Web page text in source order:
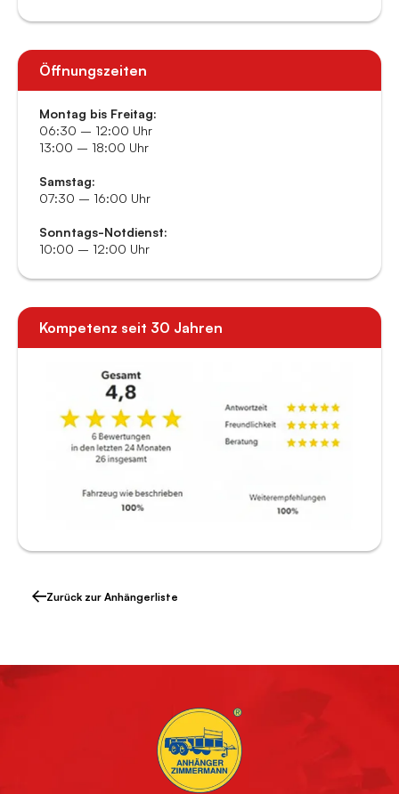
Öffnungszeiten
Montag bis Freitag:
06:30 – 12:00 Uhr
13:00 – 18:00 Uhr
Samstag:
07:30 – 16:00 Uhr
Sonntags-Notdienst:
10:00 – 12:00 Uhr
Kompetenz seit 30 Jahren
Zurück zur Anhängerliste